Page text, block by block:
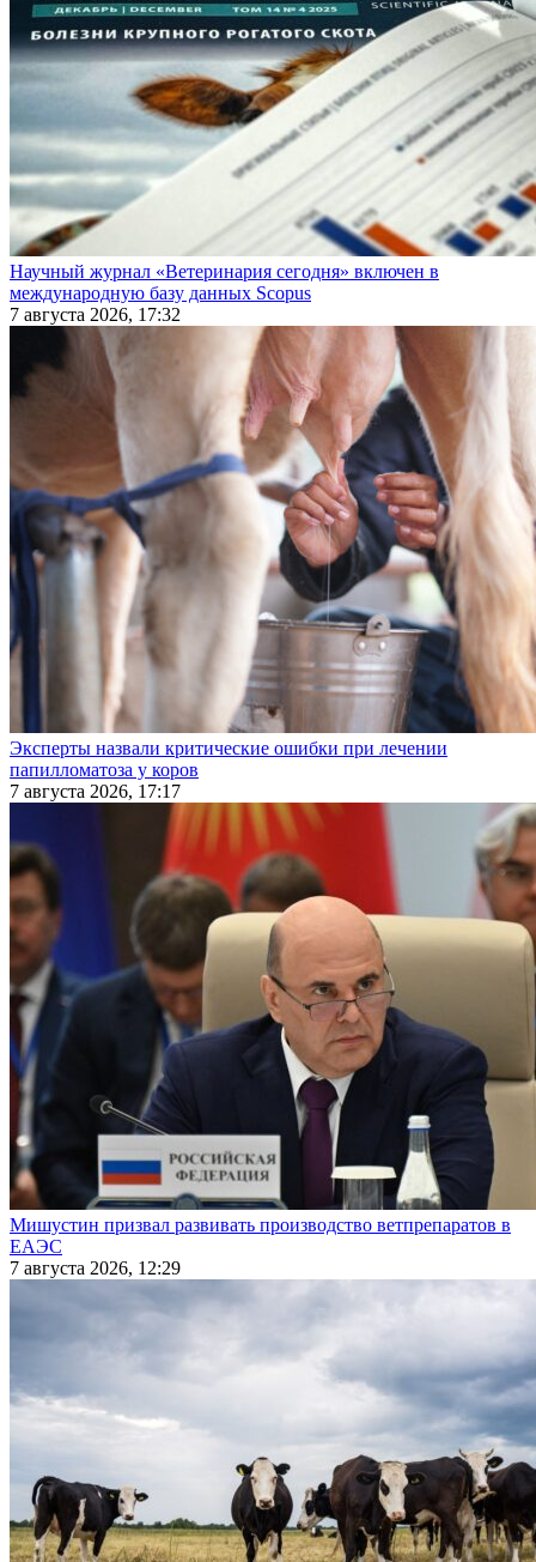
Научный журнал «Ветеринария сегодня» включен в
международную базу данных Scopus
7 августа 2026, 17:32
Эксперты назвали критические ошибки при лечении
папилломатоза у коров
7 августа 2026, 17:17
Мишустин призвал развивать производство ветпрепаратов в
ЕАЭС
7 августа 2026, 12:29